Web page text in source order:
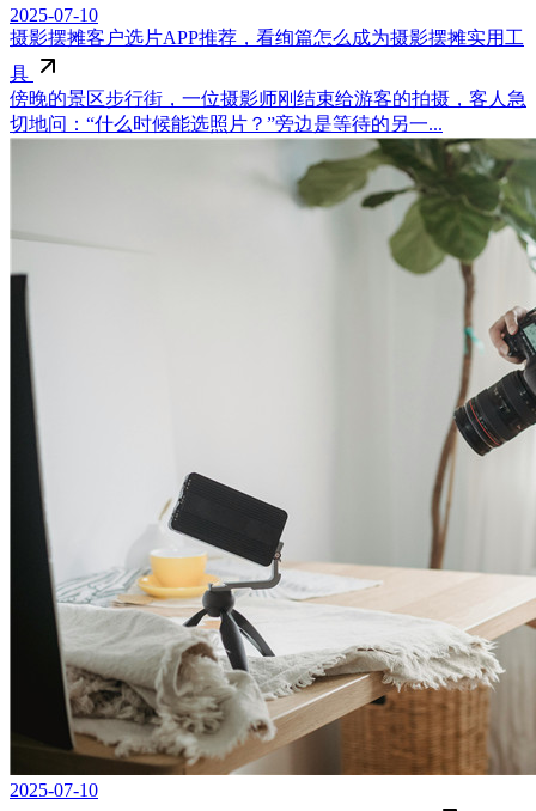
2025-07-10
摄影摆摊客户选片APP推荐，看绚篇怎么成为摄影摆摊实用工
具
傍晚的景区步行街，一位摄影师刚结束给游客的拍摄，客人急
切地问：“什么时候能选照片？”旁边是等待的另一...
2025-07-10